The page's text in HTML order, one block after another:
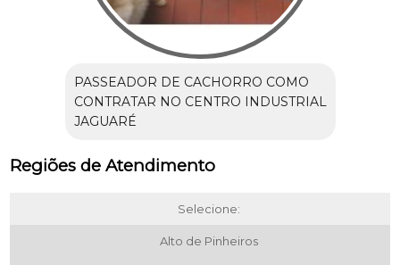
PASSEADOR DE CACHORRO COMO
CONTRATAR NO CENTRO INDUSTRIAL
JAGUARÉ
Regiões de Atendimento
Selecione:
Alto de Pinheiros